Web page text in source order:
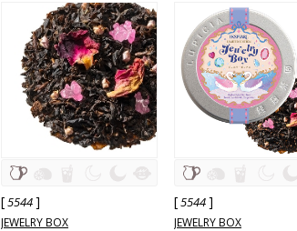
[5544]
JEWELRY BOX
[5544]
JEWELRY BOX